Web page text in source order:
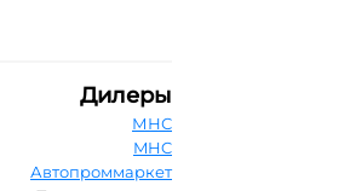
Дилеры
МНС
MHC
Автопроммаркет